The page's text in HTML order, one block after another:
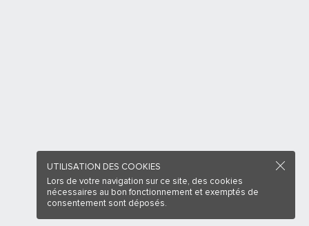
UTILISATION DES COOKIES
Lors de votre navigation sur ce site, des cookies
nécessaires au bon fonctionnement et exemptés de
consentement sont déposés.